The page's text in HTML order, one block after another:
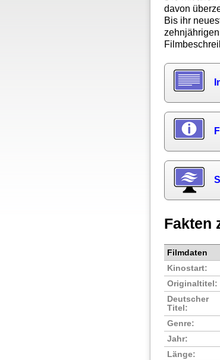
davon
Bis ihr
Fakten
Filmdaten
Kinostart:
Originaltitel:
Deutscher
Titel:
Genre:
Jahr:
Länge: